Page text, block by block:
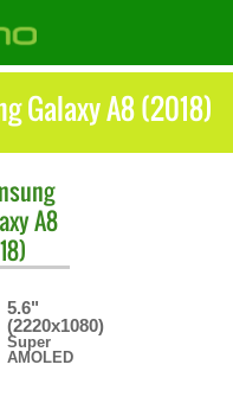
Galaxy A8 (2018)
A8
5.6"
(2220x1080)
Super
AMOLED